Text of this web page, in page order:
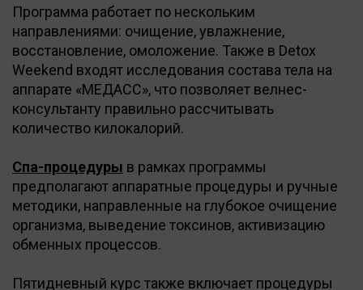
Программа работает по нескольким
направлениями: очищение, увлажнение,
восстановление, омоложение. Также в Detox
Weekend входят исследования состава тела на
аппарате «МЕДАСС», что позволяет велнес-
консультанту правильно рассчитывать
количество килокалорий.
Спа-процедуры в рамках программы
предполагают аппаратные процедуры и ручные
методики, направленные на глубокое очищение
организма, выведение токсинов, активизацию
обменных процессов.
Пятидневный курс также включает процедуры